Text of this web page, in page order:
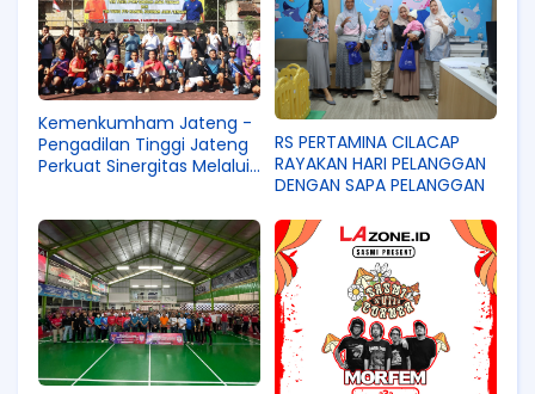
Kemenkumham Jateng -
Pengadilan Tinggi Jateng
Perkuat Sinergitas Melalui
RS PERTAMINA CILACAP
RAYAKAN HARI PELANGGAN
DENGAN SAPA PELANGGAN